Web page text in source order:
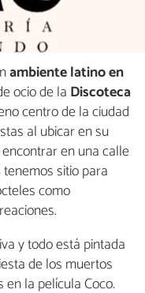
ambiente latino en
ocio de laDiscoteca
centro de la ciudad
al ubicar en su
en una calle
sitio para
como
y todo está pintada
de los muertos
la película Coco.